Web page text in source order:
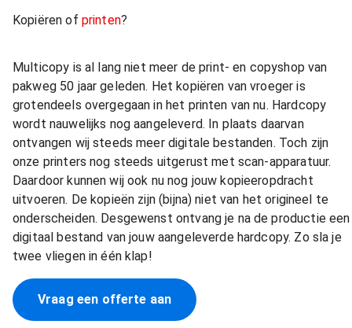
Kopiëren of printen?
Multicopy is al lang niet meer de print- en copyshop van
pakweg 50 jaar geleden. Het kopiëren van vroeger is
grotendeels overgegaan in het printen van nu. Hardcopy
wordt nauwelijks nog aangeleverd. In plaats daarvan
ontvangen wij steeds meer digitale bestanden. Toch zijn
onze printers nog steeds uitgerust met scan-apparatuur.
Daardoor kunnen wij ook nu nog jouw kopieeropdracht
uitvoeren. De kopieën zijn (bijna) niet van het origineel te
onderscheiden. Desgewenst ontvang je na de productie een
digitaal bestand van jouw aangeleverde hardcopy. Zo sla je
twee vliegen in één klap!
Vraag een offerte aan